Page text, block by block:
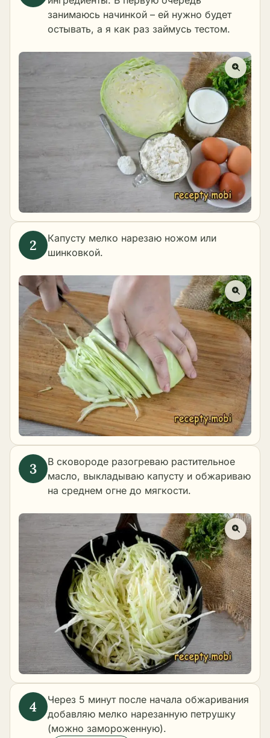
занимаюсь начинкой – ей нужно будет
остывать, а я как раз займусь тестом.
Капусту мелко нарезаю ножом или
шинковкой.
В сковороде разогреваю растительное
масло, выкладываю капусту и обжариваю
на среднем огне до мягкости.
Через 5 минут после начала обжаривания
добавляю мелко нарезанную петрушку
(можно замороженную).